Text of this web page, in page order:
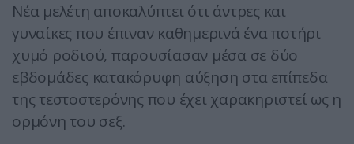
Νέα μελέτη αποκαλύπτει ότι άντρες και
γυναίκες που έπιναν καθημερινά ένα ποτήρι
χυμό ροδιού, παρουσίασαν μέσα σε δύο
εβδομάδες κατακόρυφη αύξηση στα επίπεδα
της τεστοστερόνης που έχει χαρακηριστεί ως η
ορμόνη του σεξ.